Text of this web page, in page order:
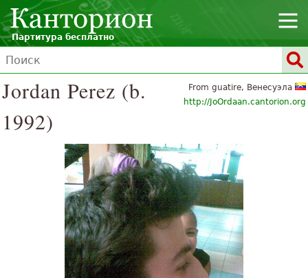
Партитура бесплатно
From guatire, Венесуэла
http://JoOrdaan.cantorion.org
Jordan Perez (b.
1992)